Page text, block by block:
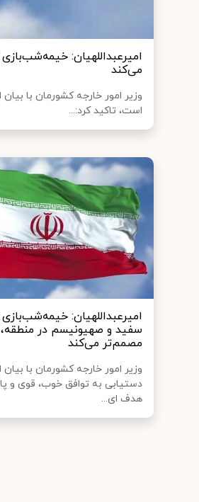
امیرعبداللهیان:
می‌کند
وزیر امور خارجه کشورمان با
است، تاکید کرد:...
امیرعبداللهیان:
سفید و صهیونیسم در منطقه،
مصمم‌تر می‌کند
وزیر امور خارجه کشورمان با بیان
دستیابی به توافق خوب، قوی و
هدف ای...